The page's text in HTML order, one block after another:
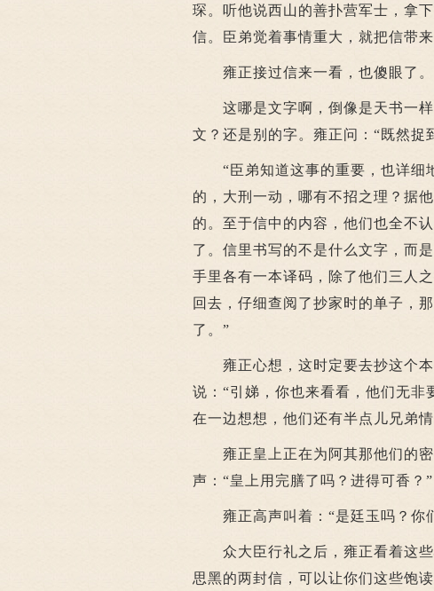
琛。听他说西山的善扑营军士，拿
信。臣弟觉着事情重大，就把信带
雍正接过信来一看，也傻眼了。
这哪是文字啊，倒像是天书一样
文？还是别的字。雍正问：“既然捉
“臣弟知道这事的重要，也详细
的，大刑一动，哪有不招之理？据
的。至于信中的内容，他们也全不
了。信里书写的不是什么文字，而
手里各有一本译码，除了他们三人
回去，仔细查阅了抄家时的单子，
了。”
雍正心想，这时定要去抄这个本
说：“引娣，你也来看看，他们无
在一边想想，他们还有半点儿兄弟
雍正皇上正在为阿其那他们的
声：“皇上用完膳了吗？进得可香？”
雍正高声叫着：“是廷玉吗？你
众大臣行礼之后，雍正看着这些
思黑的两封信，可以让你们这些饱